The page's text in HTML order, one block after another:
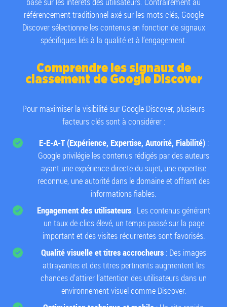
référencement traditionnel axé sur les mots-clés, Google
Discover sélectionne les contenus en fonction de signaux
spécifiques liés à la qualité et à l’engagement.
Comprendre les signaux de
classement de Google Discover
Pour maximiser la visibilité sur Google Discover, plusieurs
facteurs clés sont à considérer :
E-E-A-T (Expérience, Expertise, Autorité, Fiabilité):
Google privilégie les contenus rédigés par des auteurs
ayant une expérience directe du sujet, une expertise
reconnue, une autorité dans le domaine et offrant des
informations fiables.
Engagement des utilisateurs : Les contenus générant
un taux de clics élevé, un temps passé sur la page
important et des visites récurrentes sont favorisés.
Qualité visuelle et titres accrocheurs : Des images
attrayantes et des titres pertinents augmentent les
chances d’attirer l’attention des utilisateurs dans un
environnement visuel comme Discover.